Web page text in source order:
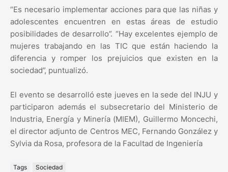
“Es necesario implementar acciones para que las niñas y
adolescentes encuentren en estas áreas de estudio
posibilidades de desarrollo”. “Hay excelentes ejemplo de
mujeres trabajando en las TIC que están haciendo la
diferencia y romper los prejuicios que existen en la
sociedad”, puntualizó.
El evento se desarrolló este jueves en la sede del INJU y
participaron además el subsecretario del Ministerio de
Industria, Energía y Minería (MIEM), Guillermo Moncechi,
el director adjunto de Centros MEC, Fernando González y
Sylvia da Rosa, profesora de la Facultad de Ingeniería
Tags Sociedad